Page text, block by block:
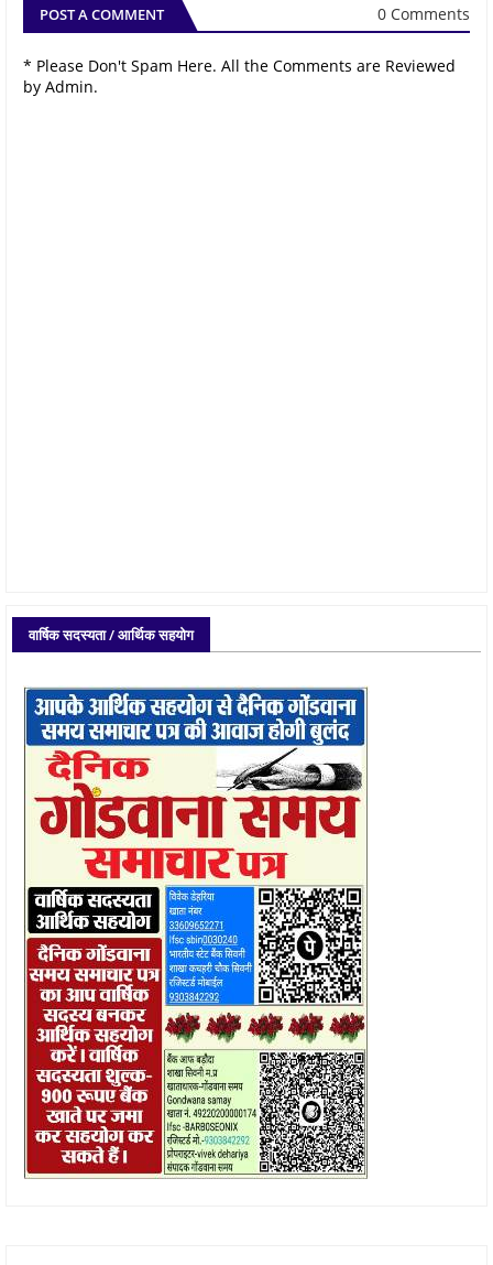
POST A COMMENT 0 Comments
* Please Don't Spam Here. All the Comments are Reviewed
by Admin.
वार्षिक सदस्यता / आर्थिक सहयोग